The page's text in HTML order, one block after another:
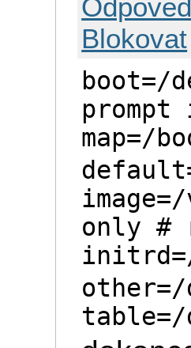
Blokovat
boot=/
prompt
map=/
only #
other=/
table=/